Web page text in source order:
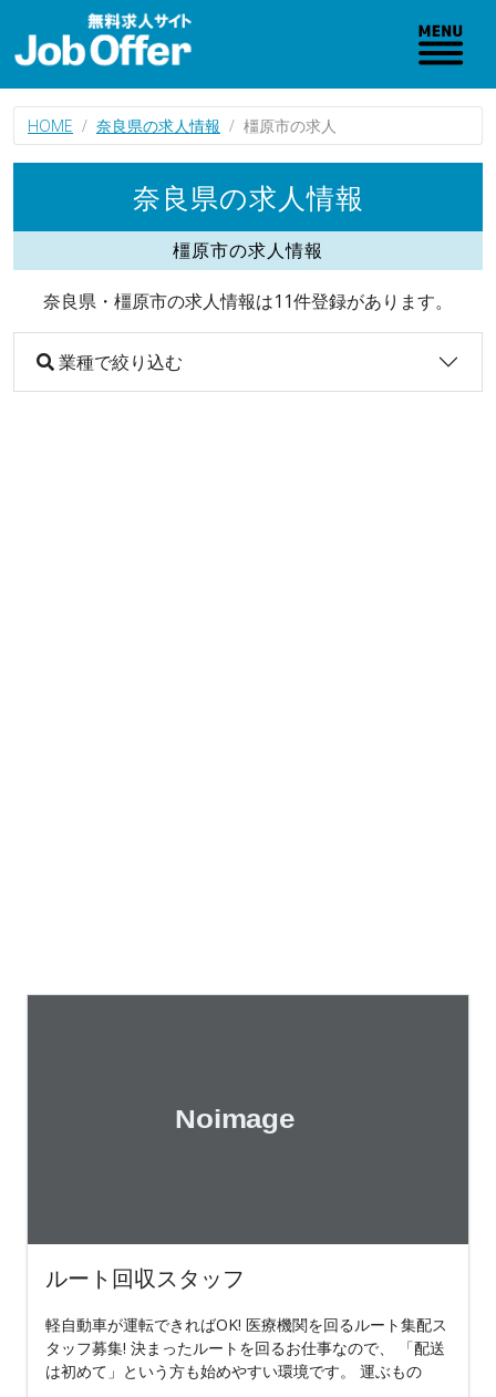
HOME 奈良県の求人情報 橿原市の求人
奈良県の求人情報
橿原市の求人情報
奈良県・橿原市の求人情報は11件登録があります。
業種で絞り込む
ルート回収スタッフ
軽自動車が運転できればOK! 医療機関を回るルート集配ス
タッフ募集! 決まったルートを回るお仕事なので、 「配送
は初めて」という方も始めやすい環境です。 運ぶもの